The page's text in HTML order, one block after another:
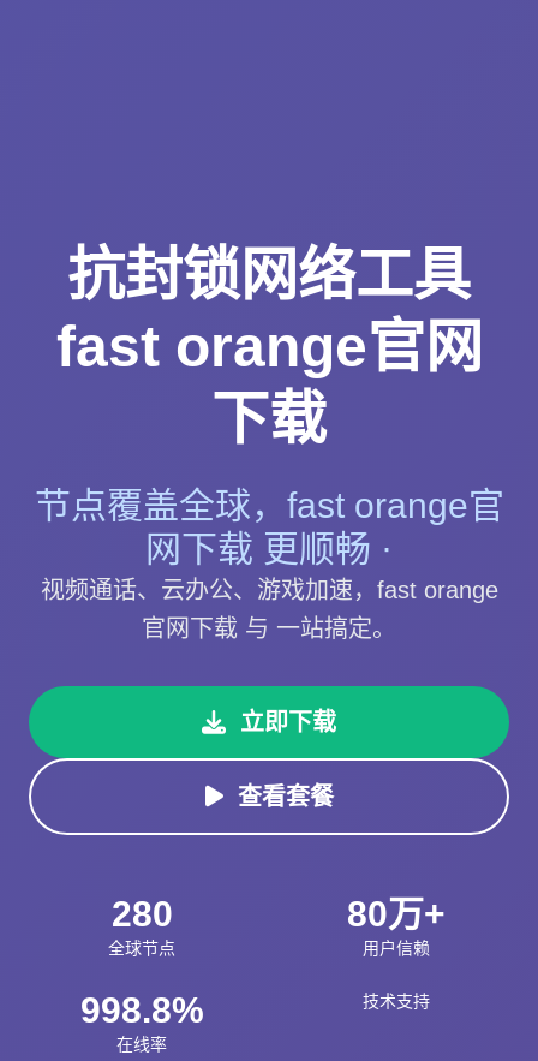
抗封锁网络工具
fast orange官网
下载
节点覆盖全球，fast orange官
网下载 更顺畅 ·
视频通话、云办公、游戏加速，fast orange
官网下载 与 一站搞定。
立即下载
查看套餐
280
全球节点
80万+
用户信赖
998.8%
在线率
技术支持